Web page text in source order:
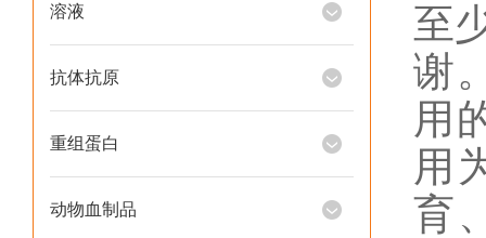
溶液
抗体抗原
重组蛋白
动物血制品
至
谢
用
用
育